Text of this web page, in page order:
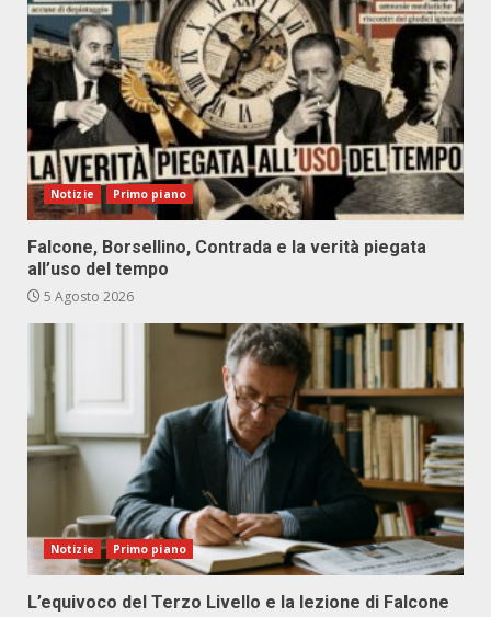
Notizie Primo piano
Falcone, Borsellino, Contrada e la verità piegata
all’uso del tempo
5 Agosto 2026
Notizie Primo piano
L’equivoco del Terzo Livello e la lezione di Falcone